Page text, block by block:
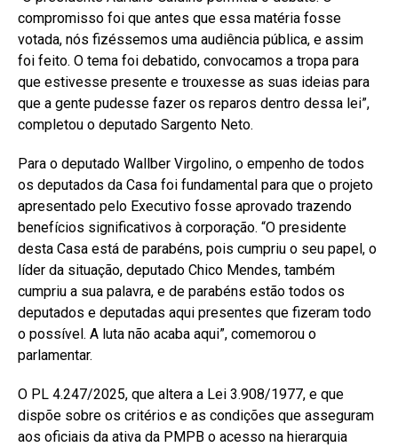
compromisso foi que antes que essa matéria fosse
votada, nós fizéssemos uma audiência pública, e assim
foi feito. O tema foi debatido, convocamos a tropa para
que estivesse presente e trouxesse as suas ideias para
que a gente pudesse fazer os reparos dentro dessa lei”,
completou o deputado Sargento Neto.
Para o deputado Wallber Virgolino, o empenho de todos
os deputados da Casa foi fundamental para que o projeto
apresentado pelo Executivo fosse aprovado trazendo
benefícios significativos à corporação. “O presidente
desta Casa está de parabéns, pois cumpriu o seu papel, o
líder da situação, deputado Chico Mendes, também
cumpriu a sua palavra, e de parabéns estão todos os
deputados e deputadas aqui presentes que fizeram todo
o possível. A luta não acaba aqui”, comemorou o
parlamentar.
O PL 4.247/2025, que altera a Lei 3.908/1977, e que
dispõe sobre os critérios e as condições que asseguram
aos oficiais da ativa da PMPB o acesso na hierarquia